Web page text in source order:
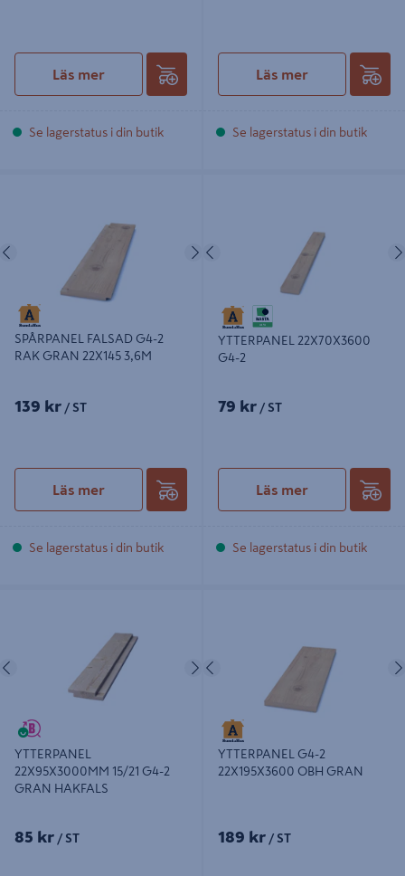
Läs mer
Se lagerstatus i din butik
Läs mer
Se lagerstatus i din butik
Nästa
SPÅRPANEL FALSAD G4-2
RAK GRAN 22X145 3,6M
139 kr / ST
Läs mer
Se lagerstatus i din butik
YTTERPANEL 22X70X3600
G4-2
79 kr / ST
Läs mer
Se lagerstatus i din butik
Föregående Nästa
YTTERPANEL
22X95X3000MM 15/21 G4-2
GRAN HAKFALS
85 kr / ST
Föregående
YTTERPANEL G4-2
22X195X3600 OBH GRAN
189 kr / ST